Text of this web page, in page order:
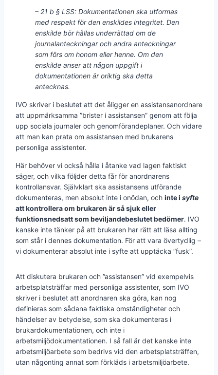
– 21 b § LSS: Dokumentationen ska utformas
med respekt för den enskildes integritet. Den
enskilde bör hållas underrättad om de
journalanteckningar och andra anteckningar
som förs om honom eller henne. Om den
enskilde anser att någon uppgift i
dokumentationen är oriktig ska detta
antecknas.
IVO skriver i beslutet att det åligger en assistansanordnare
att uppmärksamma ”brister i assistansen” genom att följa
upp sociala journaler och genomförandeplaner. Och vidare
att man kan prata om assistansen med brukarens
personliga assistenter.
Här behöver vi också hålla i åtanke vad lagen faktiskt
säger, och vilka följder detta får för anordnarens
kontrollansvar. Självklart ska assistansens utförande
dokumenteras, men absolut inte i onödan, och inte i syfte
att kontrollera om brukaren är så sjuk eller
funktionsnedsatt som beviljandebeslutet bedömer. IVO
kanske inte tänker på att brukaren har rätt att läsa allting
som står i dennes dokumentation. För att vara övertydlig –
vi dokumenterar absolut inte i syfte att upptäcka ”fusk”.
Att diskutera brukaren och ”assistansen” vid exempelvis
arbetsplatsträffar med personliga assistenter, som IVO
skriver i beslutet att anordnaren ska göra, kan nog
definieras som sådana faktiska omständigheter och
händelser av betydelse, som ska dokumenteras i
brukardokumentationen, och inte i
arbetsmiljödokumentationen. I så fall är det kanske inte
arbetsmiljöarbete som bedrivs vid den arbetsplatsträffen,
utan någonting annat som förkläds i arbetsmiljöarbete.